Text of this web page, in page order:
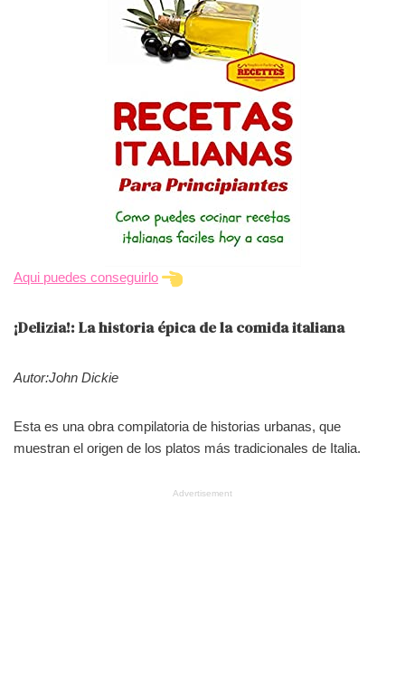
Aqui puedes conseguirlo
¡Delizia!: La historia épica de la comida italiana
Autor:John Dickie
Esta es una obra compilatoria de historias urbanas, que
muestran el origen de los platos más tradicionales de Italia.
Advertisement